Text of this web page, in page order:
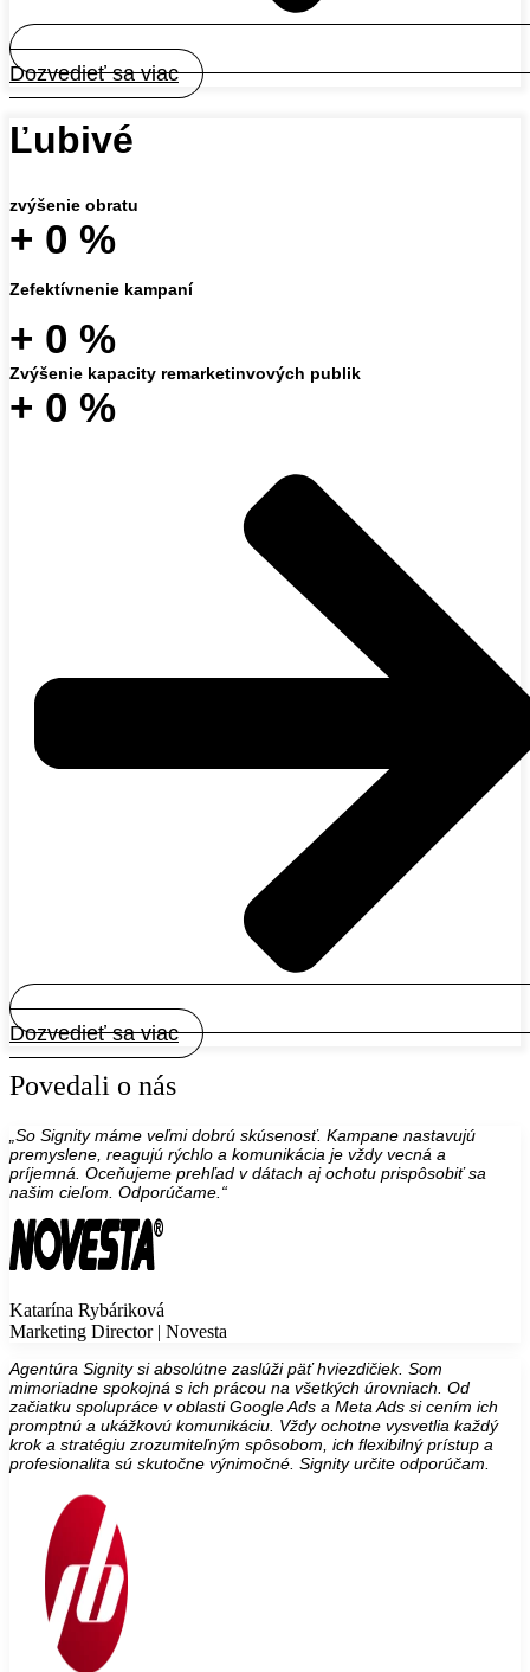
Dozvedieť sa viac
Ľubivé
zvýšenie obratu
+ 0 %
Zefektívnenie kampaní
+ 0 %
Zvýšenie kapacity remarketinvových publik
+ 0 %
Dozvedieť sa viac
Povedali o nás
„So Signity máme veľmi dobrú skúsenosť. Kampane nastavujú
premyslene, reagujú rýchlo a komunikácia je vždy vecná a
príjemná. Oceňujeme prehľad v dátach aj ochotu prispôsobiť sa
našim cieľom. Odporúčame.“
Katarína Rybáriková
Marketing Director | Novesta
Agentúra Signity si absolútne zaslúži päť hviezdičiek. Som
mimoriadne spokojná s ich prácou na všetkých úrovniach. Od
začiatku spolupráce v oblasti Google Ads a Meta Ads si cením ich
promptnú a ukážkovú komunikáciu. Vždy ochotne vysvetlia každý
krok a stratégiu zrozumiteľným spôsobom, ich flexibilný prístup a
profesionalita sú skutočne výnimočné. Signity určite odporúčam.